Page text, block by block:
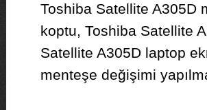
Toshiba Satellite A305D
koptu, Toshiba Satellite
Satellite A305D laptop
menteşe değişimi